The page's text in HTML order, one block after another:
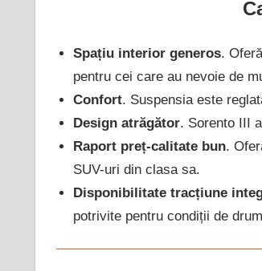
Spațiu interior generos.
pentru cei care au nevoie de
Confort. Suspensia este
Design atrăgător. Sorento III
Raport preț-calitate bun.
SUV-uri din clasa sa.
Disponibilitate tracțiune
potrivite pentru condiții de